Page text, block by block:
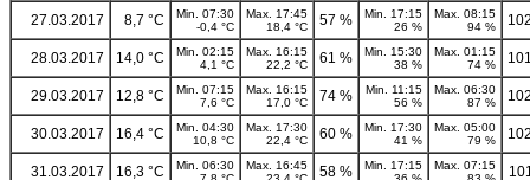
27.03.2017 8,7 °C
Min. 07:30
-0,4 °C
Max. 17:45
18,4 °C
57 %
Min. 17:15
26 %
Max. 08:15
94 %
28.03.2017 14,0 °C
Min. 02:15
4,1 °C
Max. 16:15
22,2 °C
61 %
Min. 15:30
38 %
Max. 01:15
74 %
29.03.2017 12,8 °C
Min. 07:15
7,6 °C
Max. 16:15
17,0 °C
74 %
Min. 11:15
56 %
Max. 06:30
87 %
30.03.2017 16,4 °C
Min. 04:30
10,8 °C
Max. 17:30
22,4 °C
60 %
Min. 17:30
41 %
Max. 05:00
79 %
31.03.2017 16,3 °C
Min. 06:30
Max. 16:45
58 %
Min. 17:15
Max. 07:15